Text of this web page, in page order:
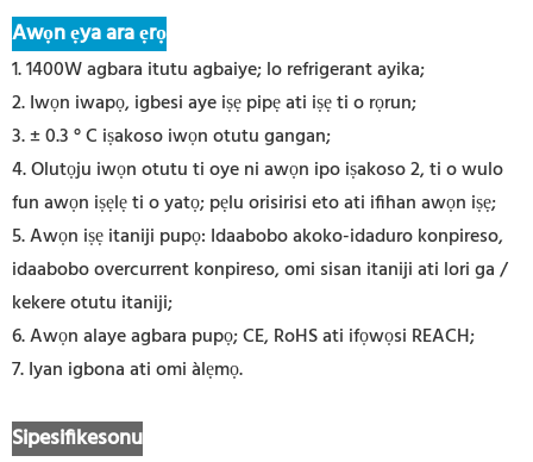
Awọn ẹya ara ẹrọ
1. 1400W agbara itutu agbaiye; lo refrigerant ayika;
2. Iwọn iwapọ, igbesi aye iṣẹ pipẹ ati iṣẹ ti o rọrun;
3. ± 0.3 ° C iṣakoso iwọn otutu gangan;
4. Olutọju iwọn otutu ti oye ni awọn ipo iṣakoso 2, ti o wulo
fun awọn iṣẹlẹ ti o yatọ; pẹlu orisirisi eto ati ifihan awọn iṣẹ;
5. Awọn iṣẹ itaniji pupọ: Idaabobo akoko-idaduro konpireso,
idaabobo overcurrent konpireso, omi sisan itaniji ati lori ga /
kekere otutu itaniji;
6. Awọn alaye agbara pupọ; CE, RoHS ati ifọwọsi REACH;
7. Iyan igbona ati omi àlẹmọ.
Sipesifikesonu